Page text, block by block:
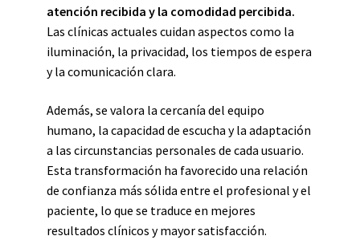
atención recibida y la comodidad percibida.
Las clínicas actuales cuidan aspectos como la
iluminación, la privacidad, los tiempos de espera
y la comunicación clara.
Además, se valora la cercanía del equipo
humano, la capacidad de escucha y la adaptación
a las circunstancias personales de cada usuario.
Esta transformación ha favorecido una relación
de confianza más sólida entre el profesional y el
paciente, lo que se traduce en mejores
resultados clínicos y mayor satisfacción.